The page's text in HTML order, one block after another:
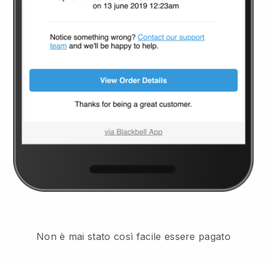
Non è mai stato così facile essere pagato